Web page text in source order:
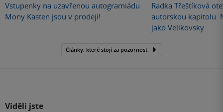
Vstupenky na uzavřenou autogramiádu
Mony Kasten jsou v prodeji!
Radka Třeštíková
autorskou kapitolu.
jako Velikovsky
Články, které stojí za pozornost
Viděli jste